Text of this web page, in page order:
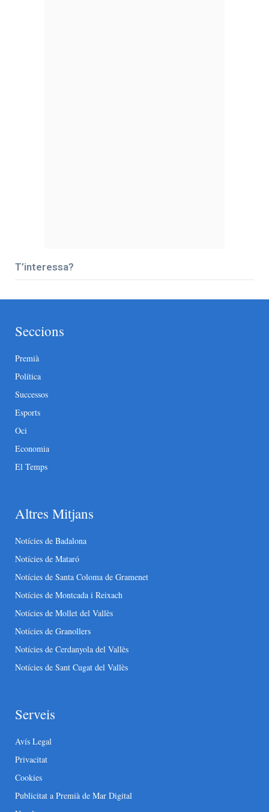
T’interessa?
Seccions
Premià
Política
Successos
Esports
Oci
Economia
El Temps
Altres Mitjans
Notícies de Badalona
Notícies de Mataró
Notícies de Santa Coloma de Gramenet
Notícies de Montcada i Reixach
Notícies de Mollet del Vallès
Notícies de Granollers
Notícies de Cerdanyola del Vallès
Notícies de Sant Cugat del Vallès
Serveis
Avís Legal
Privacitat
Cookies
Publicitat a Premià de Mar Digital